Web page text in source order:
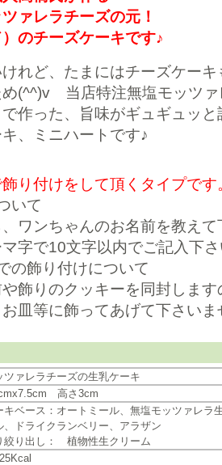
ァレラチーズの元！
のチーズケーキです♪
けれど、たまにはチーズケー
(^^)v 当店特注無塩モッツ
作った、旨味がギュギュッ
、ミニハートです♪
り付けをして頂くタイプです
いて
ワンちゃんのお名前を教え
字で10文字以内でご記入下
の飾り付けについて
飾りのクッキーを同封しま
皿等に飾ってあげて下さいま
ツァレラチーズの生乳ケーキ
高さ3cm
キベース：オートミール、無塩モッツァレラ
、ドライクランベリー、アラザン
絞り出し： 植物性生クリーム